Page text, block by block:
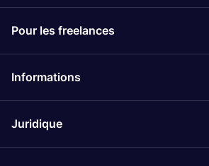
Pour les freelances
Informations
Juridique